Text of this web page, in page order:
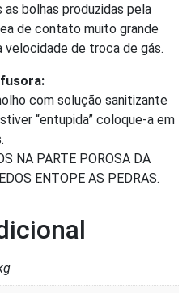
bolhas produzidas pela
de contato muito grande
velocidade de troca de gás.
com solução sanitizante
“entupida” coloque-a em
NA PARTE POROSA DA
ENTOPE AS PEDRAS.